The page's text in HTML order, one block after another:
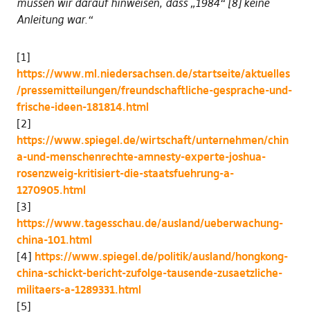
müssen wir darauf hinweisen, dass „1984“ [8] keine
Anleitung war.“
[1]
https://www.ml.niedersachsen.de/startseite/aktuelles
/pressemitteilungen/freundschaftliche-gesprache-und-
frische-ideen-181814.html
[2]
https://www.spiegel.de/wirtschaft/unternehmen/chin
a-und-menschenrechte-amnesty-experte-joshua-
rosenzweig-kritisiert-die-staatsfuehrung-a-
1270905.html
[3]
https://www.tagesschau.de/ausland/ueberwachung-
china-101.html
[4] https://www.spiegel.de/politik/ausland/hongkong-
china-schickt-bericht-zufolge-tausende-zusaetzliche-
militaers-a-1289331.html
[5]